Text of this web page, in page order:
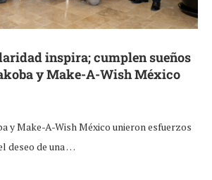
inspira; cumplen sueños
y Make-A-Wish México
y Make-A-Wish México unieron esfuerzos
deseo de una …